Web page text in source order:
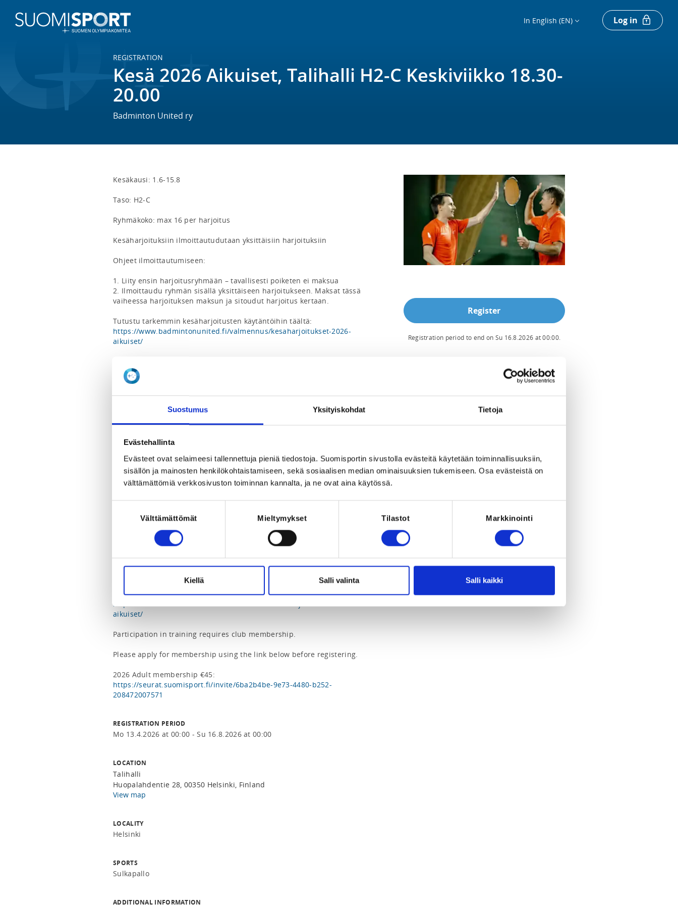
Suostumus Yksityiskohdat Tietoja
Evästehallinta
Evästeet ovat selaimeesi tallennettuja pieniä tiedostoja. Suomisportin sivustolla evästeitä käytetään toiminnallisuuksiin,
sisällön ja mainosten henkilökohtaistamiseen, sekä sosiaalisen median ominaisuuksien tukemiseen. Osa evästeistä on
välttämättömiä verkkosivuston toiminnan kannalta, ja ne ovat aina käytössä.
Välttämättömät Mieltymykset Tilastot Markkinointi
Kiellä Salli valinta Salli kaikki
In English (EN) Log in
REGISTRATION
Kesä 2026 Aikuiset, Talihalli H2-C Keskiviikko 18.30-
20.00
Badminton United ry
Kesäkausi: 1.6-15.8
Taso: H2-C
Ryhmäkoko: max 16 per harjoitus
Kesäharjoituksiin ilmoittautudutaan yksittäisiin harjoituksiin
Ohjeet ilmoittautumiseen:
1. Liity ensin harjoitusryhmään – tavallisesti poiketen ei maksua
2. Ilmoittaudu ryhmän sisällä yksittäiseen harjoitukseen. Maksat tässä
vaiheessa harjoituksen maksun ja sitoudut harjoitus kertaan.
https://www.badmintonunited.fi/valmennus/kesaharjoitukset-2026-
aikuiset/
Haethan jäsenyyttä alla olevista linkeistä ennen ilmoittautumista.
4480-b252-208472007571
Level:  H2-C
Registration for summer practices is done per individual session.
Instructions for registration:
2. Within the group, register for an individual session. At this stage, you
Learn more about the summer training practicalities here:
https://www.badmintonunited.fi/valmennus/kesaharjoitukset-2026-
aikuiset/
Participation in training requires club membership.
Please apply for membership using the link below before registering.
https://seurat.suomisport.fi/invite/6ba2b4be-9e73-4480-b252-
208472007571
REGISTRATION PERIOD
Mo 13.4.2026 at 00:00 - Su 16.8.2026 at 00:00
LOCATION
Talihalli
Huopalahdentie 28, 00350 Helsinki, Finland
View map
LOCALITY
Helsinki
SPORTS
Sulkapallo
ADDITIONAL INFORMATION
Register
Registration period to end on Su 16.8.2026 at00:00.
The registrant must be a member of the club
Badminton United ry